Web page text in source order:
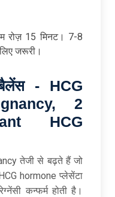
रोज़ 15 मिनट। 7-8
जरूरी।
- HCG
2
HCG
तेजी से बढ़ते हैं जो
hormone प्लेसेंटा
कन्फर्म होती है।